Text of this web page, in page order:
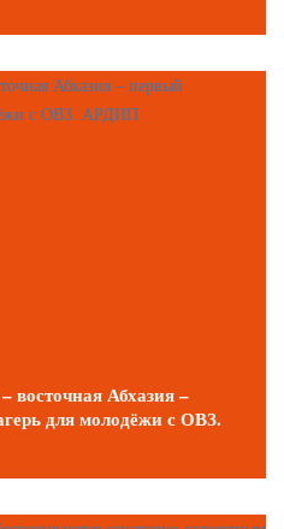
Абхазия –
для молодёжи с ОВЗ.